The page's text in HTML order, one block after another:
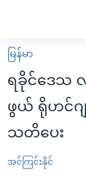
လွယ်ကူ
စေ
သည့်
Link
များ
ပင်မ
မူလစာမျက်နှာ
မြန်မာ
ကမ္ဘာ့သတင်းများ
နိုင်ငံတကာ
ဗွီဒီယို
မြန်မာ
ရခိုင်ဒေသ
ဖွယ် ရိုဟင်ဂ
သတိပေး
အင်ကြင်းနိုင်